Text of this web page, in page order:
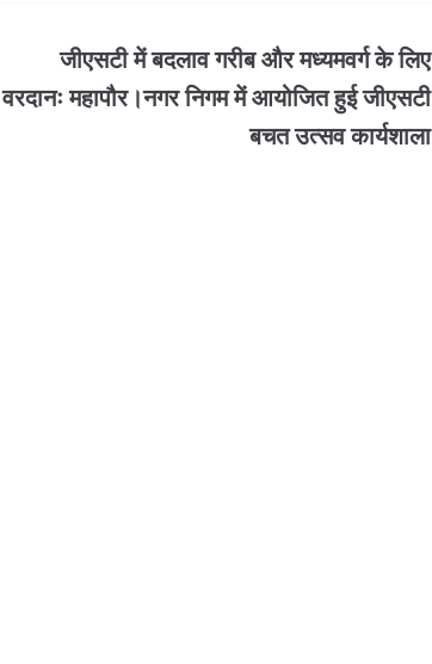
जीएसटी में बदलाव गरीब और मध्यमवर्ग के लिए
वरदानः महापौर।नगर निगम में आयोजित हुई जीएसटी
बचत उत्सव कार्यशाला